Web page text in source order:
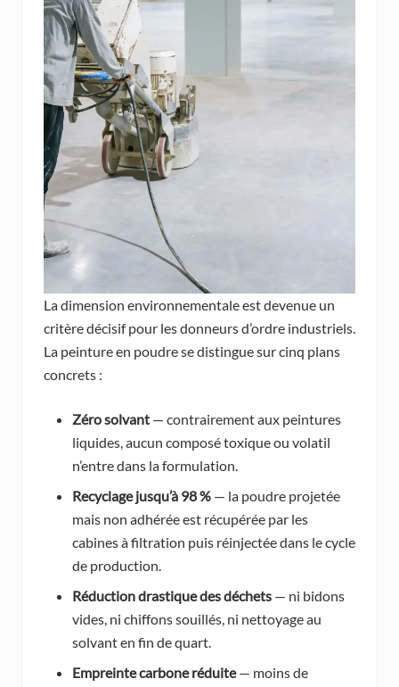
La dimension environnementale est devenue un
critère décisif pour les donneurs d’ordre industriels.
La peinture en poudre se distingue sur cinq plans
concrets :
Zéro solvant — contrairement aux peintures
liquides, aucun composé toxique ou volatil
n’entre dans la formulation.
Recyclage jusqu’à 98 % — la poudre projetée
mais non adhérée est récupérée par les
cabines à filtration puis réinjectée dans le cycle
de production.
Réduction drastique des déchets — ni bidons
vides, ni chiffons souillés, ni nettoyage au
solvant en fin de quart.
Empreinte carbone réduite— moins de